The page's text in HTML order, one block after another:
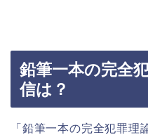
鉛筆一本の完全
信は？
「鉛筆一本の完全犯罪理